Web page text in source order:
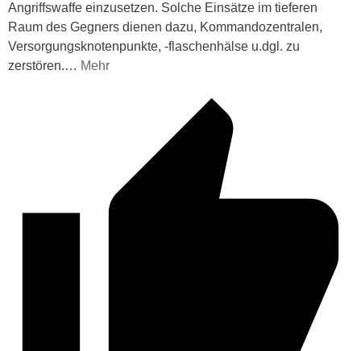
Angriffswaffe einzusetzen. Solche Einsätze im tieferen
Raum des Gegners dienen dazu, Kommandozentralen,
Versorgungsknotenpunkte, -flaschenhälse u.dgl. zu
zerstören.… Mehr